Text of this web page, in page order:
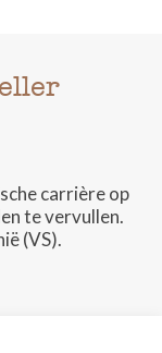
carrière op
te vervullen.
(VS).